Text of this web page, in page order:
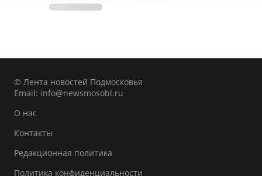
© Лента новостей Подмосковья
Email: info@newsmosobl.ru
О нас
Контакты
Редакционная политика
Политика конфиденциальности